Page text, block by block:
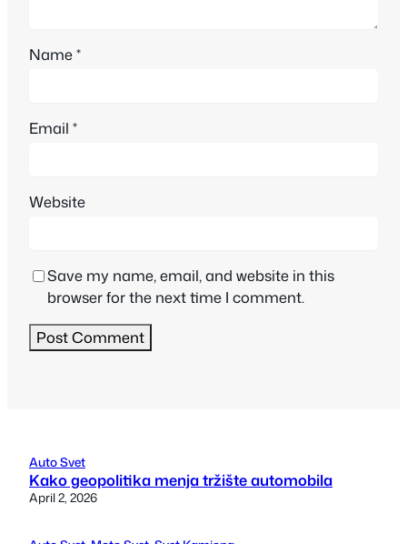
Name*
Email *
Website
Save my name, email, and website in this
browser for the next time I comment.
Auto Svet
Kako geopolitika menja tržište automobila
April 2, 2026